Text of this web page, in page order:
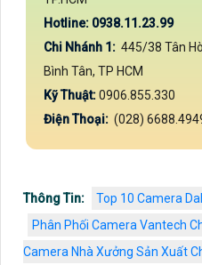
Hotline: 0938.11.23.99
Chi Nhánh 1: 445/38 Tân
Bình Tân, TP HCM
Kỹ Thuật:0906.855.330
Điện Thoại: (028)
Thông Tin:
Top 10 Camera
Phân Phối Camera Vantech
Camera Nhà Xưởng Sản Xuất